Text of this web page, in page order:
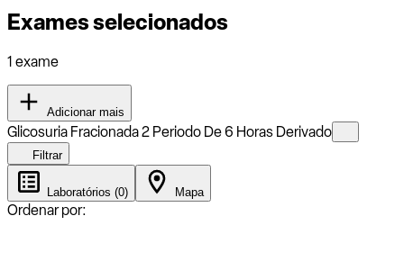
Exames selecionados
1 exame
Adicionar mais
Glicosuria Fracionada 2 Periodo De 6 Horas Derivado
Filtrar
Laboratórios (0) Mapa
Ordenar por: